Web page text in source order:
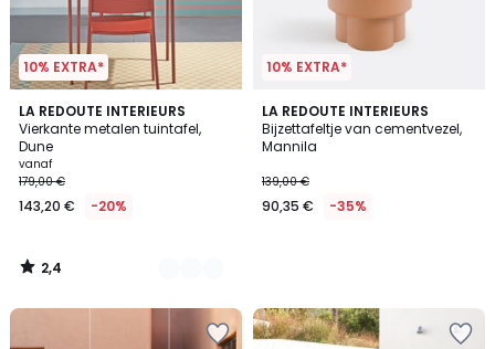
10% EXTRA*
LA REDOUTE INTERIEURS
Vierkante metalen tuintafel,
Dune
vanaf
179,00 €
143,20 € -20%
2,4
/ 5
2
Kleuren
2,4
/
10% EXTRA*
LA REDOUTE INTERIEURS
Bijzettafeltje van cementvezel,
Mannila
139,00 €
90,35 € -35%